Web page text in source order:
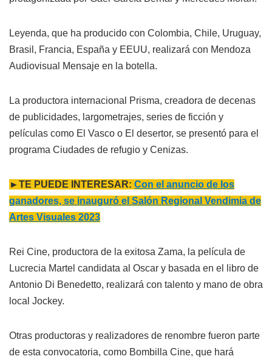
Leyenda, que ha producido con Colombia, Chile, Uruguay,
Brasil, Francia, España y EEUU, realizará con Mendoza
Audiovisual Mensaje en la botella.
La productora internacional Prisma, creadora de decenas
de publicidades, largometrajes, series de ficción y
películas como El Vasco o El desertor, se presentó para el
programa Ciudades de refugio y Cenizas.
►TE PUEDE INTERESAR: Con el anuncio de los
ganadores, se inauguró el Salón Regional Vendimia de
Artes Visuales 2023
Rei Cine, productora de la exitosa Zama, la película de
Lucrecia Martel candidata al Oscar y basada en el libro de
Antonio Di Benedetto, realizará con talento y mano de obra
local Jockey.
Otras productoras y realizadores de renombre fueron parte
de esta convocatoria, como Bombilla Cine, que hará